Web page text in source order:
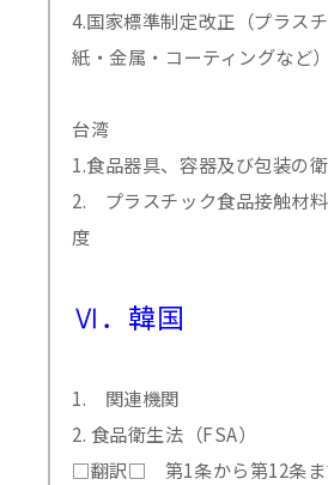
4.国家標準制定改正（プラス
紙・金属・コーティングなど）
台湾
1.食品器具、容器及び包装の
2. プラスチック食品接触材
度
Ⅵ．韓国
1. 関連機関
2. 食品衛生法（FSA）
□翻訳□ 第1条から第12条ま